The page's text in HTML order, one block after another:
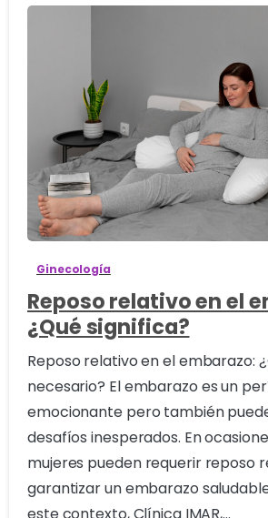
Ginecología
Reposo relativo en el
¿Qué significa?
Reposo relativo en el embarazo:
necesario? El embarazo es un
emocionante pero también
desafíos inesperados. En
mujeres pueden requerir reposo
garantizar un embarazo
este contexto, Clínica IMAR,...